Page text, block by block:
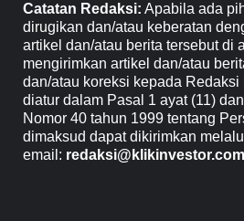
Catatan Redaksi: Apabila ada
dirugikan dan/atau keberatan
artikel dan/atau berita tersebut di
mengirimkan artikel dan/atau
dan/atau koreksi kepada
diatur dalam Pasal 1 ayat (11)
Nomor 40 tahun 1999 tentang
dimaksud dapat dikirimkan
email: redaksi@klikinvestor.com